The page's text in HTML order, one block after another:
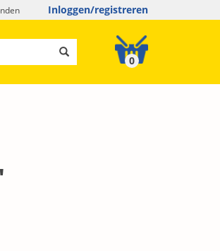
Inloggen/registreren
0